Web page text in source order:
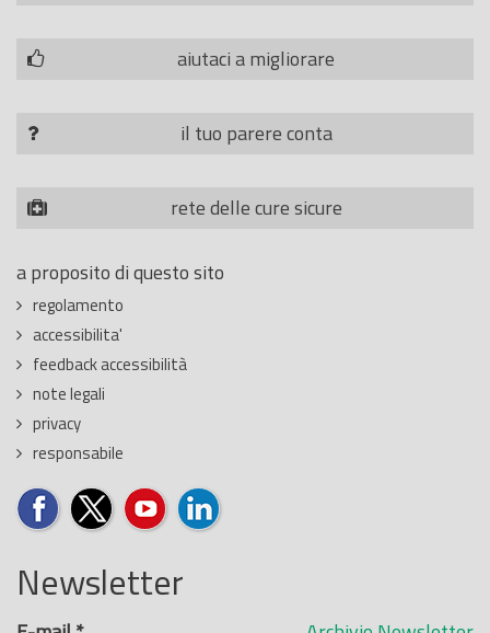
aiutaci a migliorare
il tuo parere conta
rete delle cure sicure
a proposito di questo sito
regolamento
accessibilita'
feedback accessibilità
note legali
privacy
responsabile
Newsletter